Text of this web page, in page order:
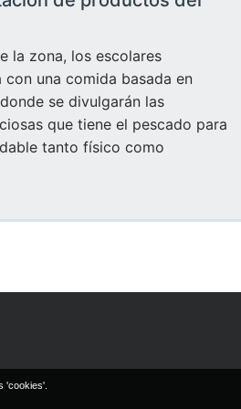
'cookies'.
la zona, los escolares
una comida basada en
se divulgarán las
que tiene el pescado para
tanto físico como